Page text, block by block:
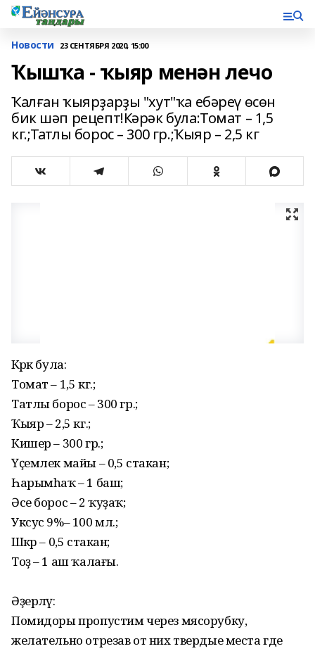
Новости 23 СЕНТЯБРЯ 2020, 15:00
Ҡышҡа - ҡыяр менән лечо
Ҡалған ҡыярҙарҙы "хут"ҡа ебәреү өсөн
бик шәп рецепт!Кәрәк була:Томат – 1,5
кг.;Татлы борос – 300 гр.;Ҡыяр – 2,5 кг
Кәрәк була:
Томат – 1,5 кг.;
Татлы борос – 300 гр.;
Ҡыяр – 2,5 кг.;
Кишер – 300 гр.;
Үҫемлек майы – 0,5 стакан;
Һарымһаҡ – 1 баш;
Әсе борос – 2 ҡуҙаҡ;
Уксус 9%– 100 мл.;
Шәкәp – 0,5 стакан;
Тоҙ – 1 аш ҡалағы.
Әҙерләү:
Помидopы пpoпустим через мяcopубку,
желательно отрезав от них твердые места где